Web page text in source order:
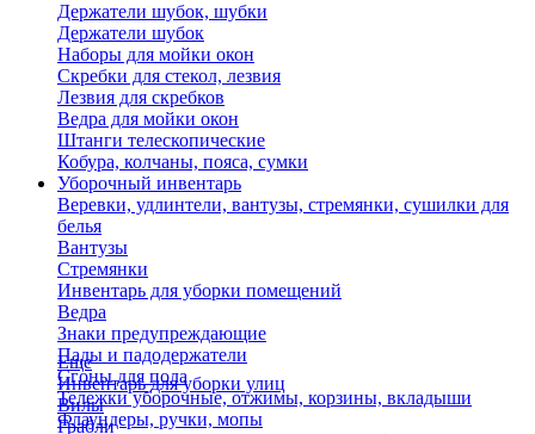
Держатели шубок, шубки
Держатели шубок
Наборы для мойки окон
Скребки для стекол, лезвия
Лезвия для скребков
Ведра для мойки окон
Штанги телескопические
Кобура, колчаны, пояса, сумки
Уборочный инвентарь
Веревки, удлинтели, вантузы, стремянки, сушилки для
белья
Вантузы
Стремянки
Инвентарь для уборки помещений
Ведра
Знаки предупреждающие
Пады и падодержатели
Сгоны для пола
Тележки уборочные, отжимы, корзины, вкладыши
Флаундеры, ручки, мопы
Еще
Инвентарь для уборки улиц
Вилы
Грабли